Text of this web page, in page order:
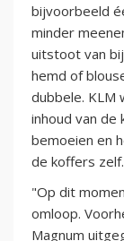
bijvoorbeeld
minder
uitstoot van
hemd of
dubbele. KLM
inhoud van de
bemoeien en
de koffers zelf.
"Op dit
omloop.
Magnum